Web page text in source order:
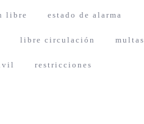
libre estado de alarma
libre circulación multas
restricciones